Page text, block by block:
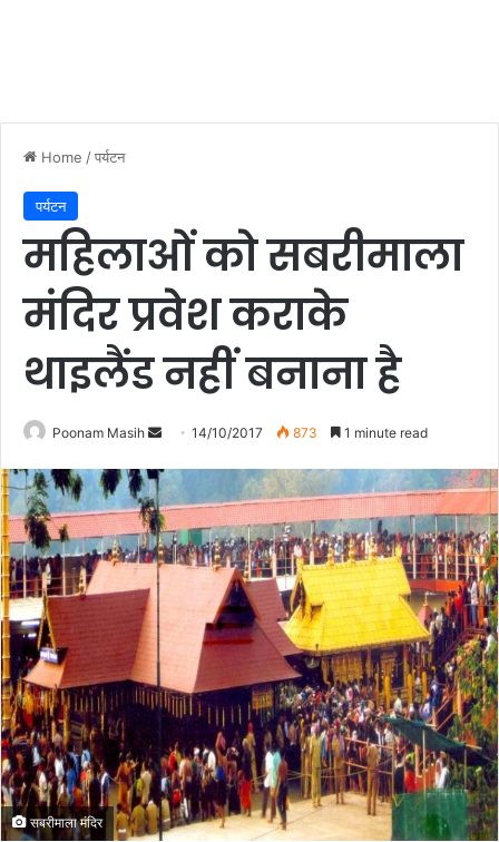
Home /पर्यटन
पर्यटन
महिलाओं को सबरीमाला
मंदिर प्रवेश कराके
थाइलैंड नहीं बनाना है
Poonam Masih
n
d
a
n
14/10/2017 873 1 minute read
सबरीमाला मंदिर